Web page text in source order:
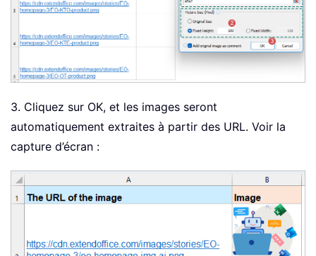
3. Cliquez sur OK, et les images seront
automatiquement extraites à partir des URL. Voir la
capture d’écran :